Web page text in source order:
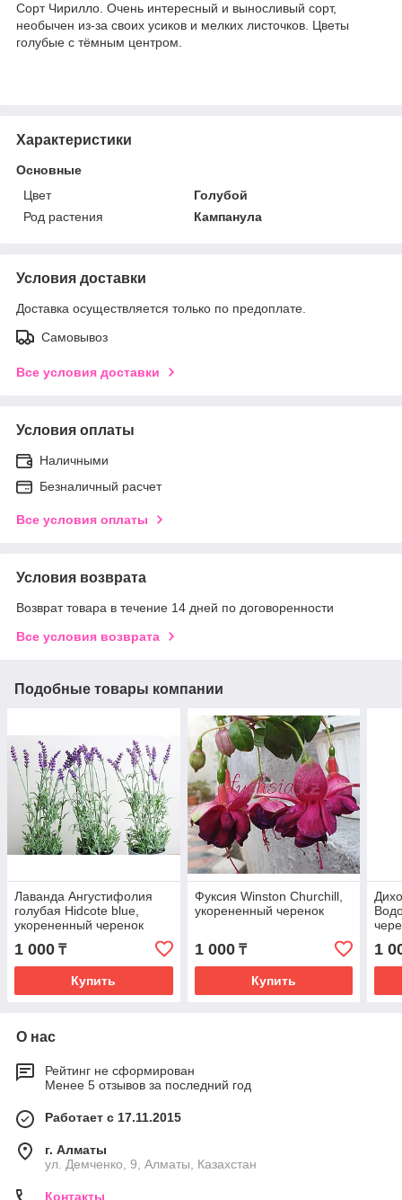
Сорт Чирилло. Очень интересный и выносливый сорт,
необычен из-за своих усиков и мелких листочков. Цветы
голубые с тёмным центром.
Характеристики
Основные
Цвет
Голубой
Род растения
Кампанула
Условия доставки
Доставка осуществляется только по предоплате.
Самовывоз
Все условия доставки
Условия оплаты
Наличными
Безналичный расчет
Все условия оплаты
Условия возврата
Возврат товара в течение 14 дней по договоренности
Все условия возврата
Подобные товары компании
Лаванда Ангустифолия
голубая Hidcote blue,
укорененный черенок
1 000 ₸
Купить
Фуксия Winston Churchill,
укорененный черенок
1 000₸
Купить
1
О нас
Рейтинг не сформирован
Менее 5 отзывов за последний год
Работает с 17.11.2015
г. Алматы
ул. Демченко, 9, Алматы, Казахстан
Контакты